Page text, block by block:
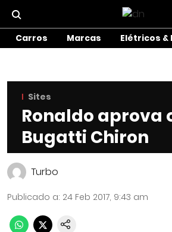
Carros Marcas Elétricos &
Sites
Ronaldo aprova
Bugatti Chiron
Turbo
Publicado a: 24 Feb 2017, 9:43 am